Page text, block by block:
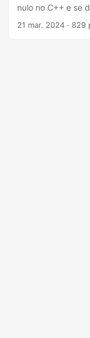
nulo no C++ e se
use a palavra-
21 mar. 2024 · 829